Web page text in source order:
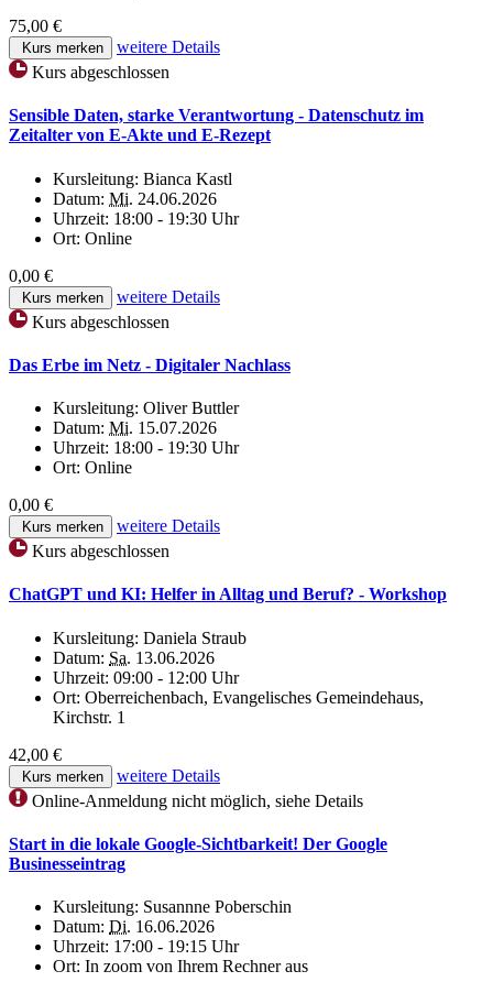
75,00 €
Kurs merken
weitere Details
Kurs abgeschlossen
Sensible Daten, starke Verantwortung - Datenschutz im
Zeitalter von E-Akte und E-Rezept
Kursleitung: Bianca Kastl
Datum: Mi. 24.06.2026
Uhrzeit: 18:00 - 19:30 Uhr
Ort: Online
0,00 €
Kurs merken
weitere Details
Kurs abgeschlossen
Das Erbe im Netz - Digitaler Nachlass
Kursleitung: Oliver Buttler
Datum: Mi. 15.07.2026
Uhrzeit: 18:00 - 19:30 Uhr
Ort: Online
0,00 €
Kurs merken
weitere Details
Kurs abgeschlossen
ChatGPT und KI: Helfer in Alltag und Beruf? - Workshop
Kursleitung: Daniela Straub
Datum: Sa. 13.06.2026
Uhrzeit: 09:00 - 12:00 Uhr
Ort: Oberreichenbach, Evangelisches Gemeindehaus,
Kirchstr. 1
42,00 €
Kurs merken
weitere Details
Online-Anmeldung nicht möglich, siehe Details
Start in die lokale Google-Sichtbarkeit! Der Google
Businesseintrag
Kursleitung: Susannne Poberschin
Datum: Di. 16.06.2026
Uhrzeit: 17:00 - 19:15 Uhr
Ort: In zoom von Ihrem Rechner aus